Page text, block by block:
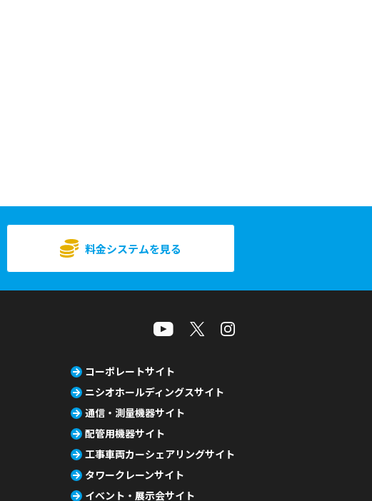
料金システムを見る
コーポレートサイト
ニシオホールディングスサイト
通信・測量機器サイト
配管用機器サイト
工事車両カーシェアリングサイト
タワークレーンサイト
イベント・展示会サイト